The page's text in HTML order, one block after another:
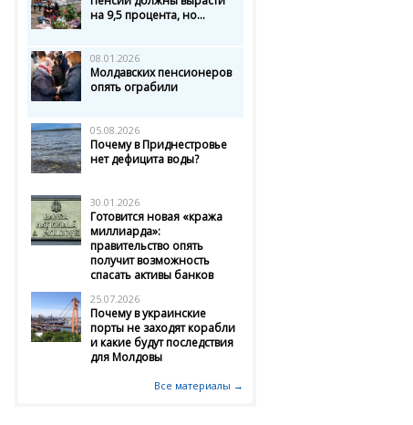
на 9,5 процента, но...
08.01.2026
Молдавских пенсионеров
опять ограбили
05.08.2026
Почему в Приднестровье
нет дефицита воды?
30.01.2026
Готовится новая «кража
миллиарда»:
правительство опять
получит возможность
спасать активы банков
25.07.2026
Почему в украинские
порты не заходят корабли
и какие будут последствия
для Молдовы
Все материалы →